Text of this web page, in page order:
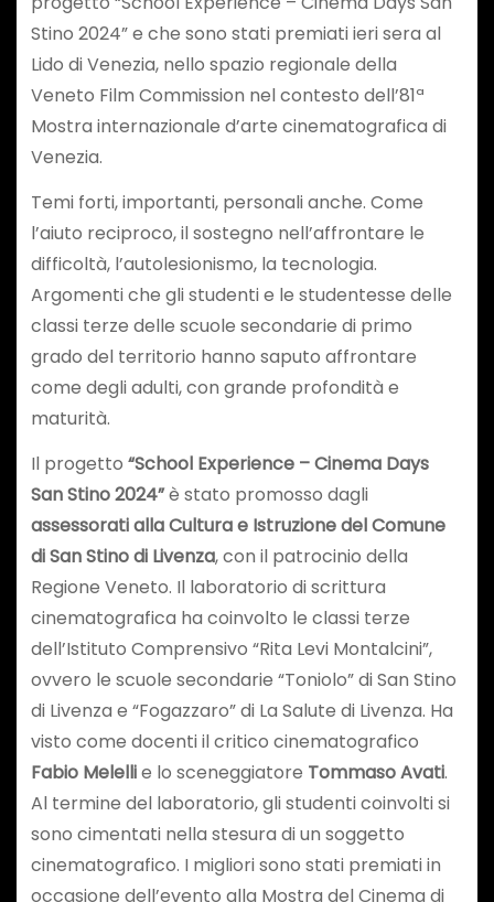
Stino 2024” e che sono stati premiati ieri sera al
Lido di Venezia, nello spazio regionale della
Veneto Film Commission nel contesto dell’81ª
Mostra internazionale d’arte cinematografica di
Venezia.
Temi forti, importanti, personali anche. Come
l’aiuto reciproco, il sostegno nell’affrontare le
difficoltà, l’autolesionismo, la tecnologia.
Argomenti che gli studenti e le studentesse delle
classi terze delle scuole secondarie di primo
grado del territorio hanno saputo affrontare
come degli adulti, con grande profondità e
maturità.
Il progetto “School Experience – Cinema Days
San Stino 2024”è stato promosso dagli
assessorati alla Cultura e Istruzione del Comune
di San Stino di Livenza, con il patrocinio della
Regione Veneto. Il laboratorio di scrittura
cinematografica ha coinvolto le classi terze
dell’Istituto Comprensivo “Rita Levi Montalcini”,
ovvero le scuole secondarie “Toniolo” di San Stino
di Livenza e “Fogazzaro” di La Salute di Livenza. Ha
visto come docenti il critico cinematografico
Fabio Melellie lo sceneggiatore Tommaso Avati.
Al termine del laboratorio, gli studenti coinvolti si
sono cimentati nella stesura di un soggetto
cinematografico. I migliori sono stati premiati in
occasione dell’evento alla Mostra del Cinema di